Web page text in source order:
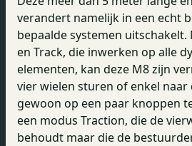
verandert namelijk in een echt
bepaalde systemen
en Track, die inwerken op alle
elementen, kan deze M8 zijn
vier wielen sturen of enkel
gewoon op een paar knoppen
een modus Traction, die de
behoudt maar die de